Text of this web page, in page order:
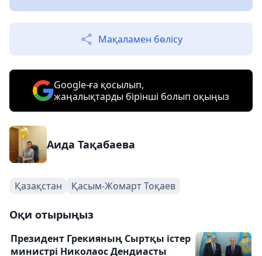
Мақаламен бөлісу
Google-ға қосылып,
жаңалықтарды бірінші болып оқыңыз
Аида Тақабаева
Қазақстан Қасым-Жомарт Тоқаев
Оқи отырыңыз
Президент Грекияның Сыртқы істер
министрі Николаос Дендиасты